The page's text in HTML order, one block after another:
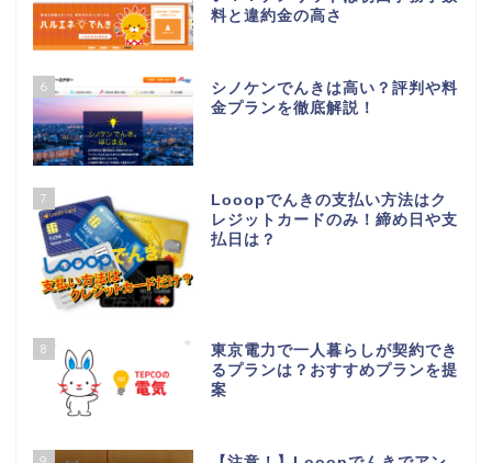
料と違約金の高さ
6
シノケンでんきは高い？評判や料
金プランを徹底解説！
7
Looopでんきの支払い方法はク
レジットカードのみ！締め日や支
払日は？
8
東京電力で一人暮らしが契約でき
るプランは？おすすめプランを提
案